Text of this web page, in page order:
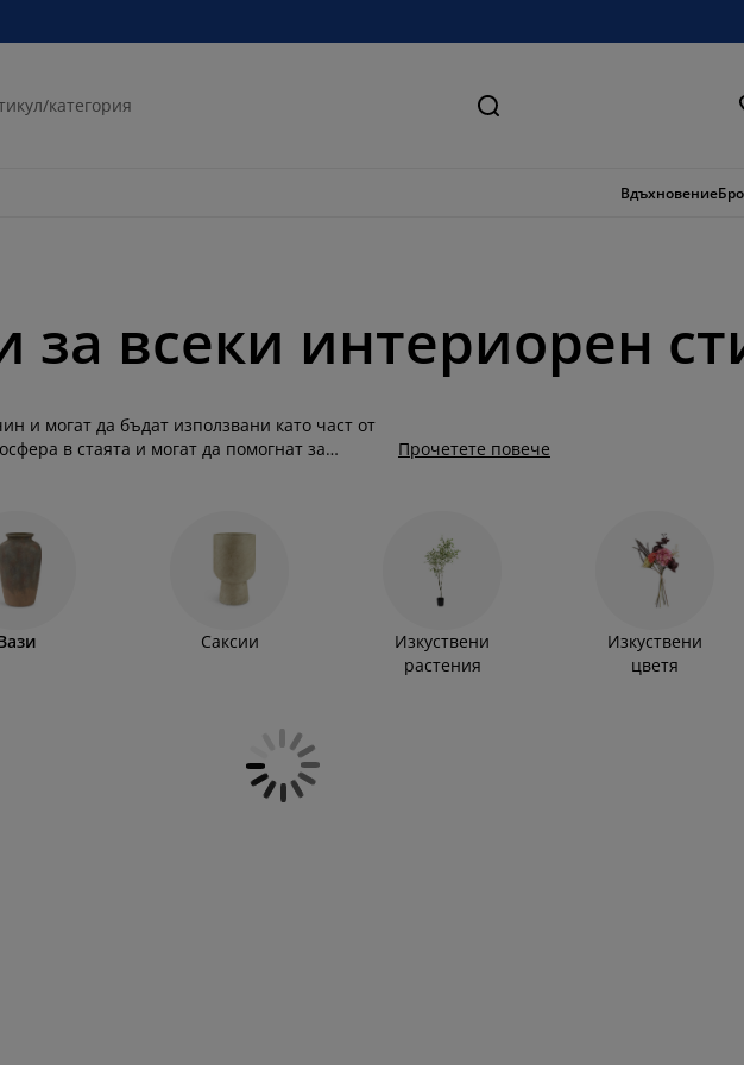
Търсене
Вдъхновение
за всеки интериорен
и могат да бъдат използвани като част от
в стаята и могат да помогнат за
Прочетете повече
Саксии
Изкуствени
растения
Изкуствени
цветя